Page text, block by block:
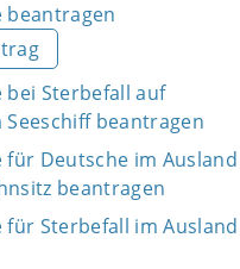
beantragen
Sterbefall auf
beantragen
Deutsche im
beantragen
Sterbefall im Ausland